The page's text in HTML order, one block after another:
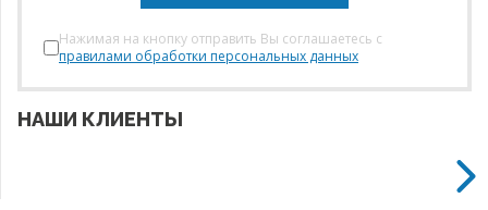
Нажимая на кнопку отправить Вы соглашаетесь с
правилами обработки персональных данных
НАШИ КЛИЕНТЫ